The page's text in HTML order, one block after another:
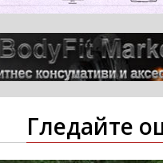
Гледайте